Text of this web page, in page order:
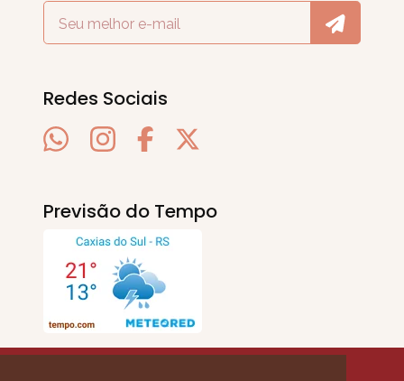
Redes Sociais
Previsão do Tempo